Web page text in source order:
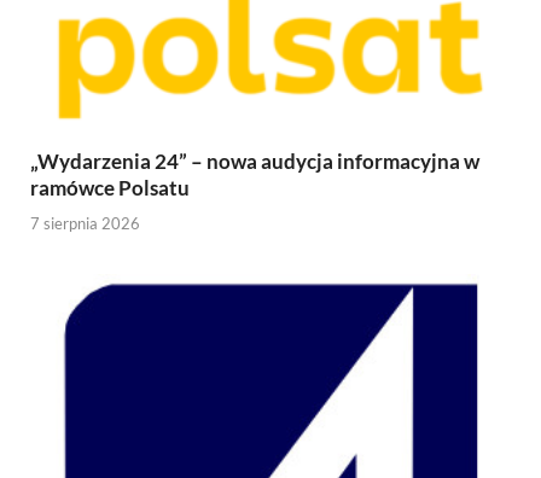
„Wydarzenia 24” – nowa audycja informacyjna w
ramówce Polsatu
7 sierpnia 2026